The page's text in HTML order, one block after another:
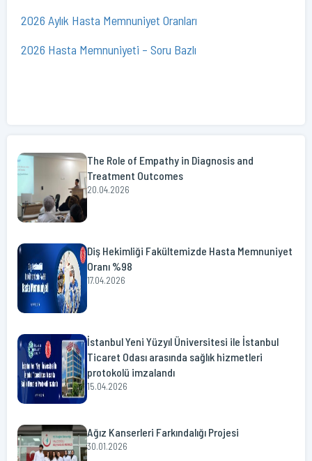
2026 Aylık Hasta Memnuniyet Oranları
2026 Hasta Memnuniyeti – Soru Bazlı
The Role of Empathy in Diagnosis and
Treatment Outcomes
20.04.2026
Diş Hekimliği Fakültemizde Hasta Memnuniyet
Oranı %98
17.04.2026
İstanbul Yeni Yüzyıl Üniversitesi ile İstanbul
Ticaret Odası arasında sağlık hizmetleri
protokolü imzalandı
15.04.2026
Ağız Kanserleri Farkındalığı Projesi
30.01.2026